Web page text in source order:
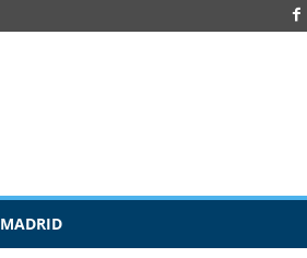
MADRID